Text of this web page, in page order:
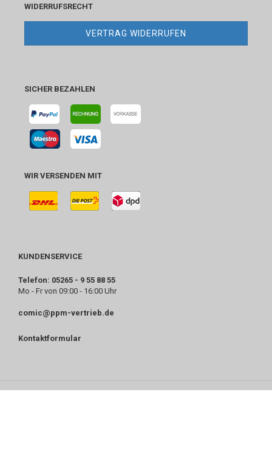
WIDERRUFSRECHT
VERTRAG WIDERRUFEN
SICHER BEZAHLEN
WIR VERSENDEN MIT
KUNDENSERVICE
Telefon: 05265 - 9 55 88 55
Mo - Fr von 09:00 - 16:00 Uhr
comic@ppm-vertrieb.de
Kontaktformular